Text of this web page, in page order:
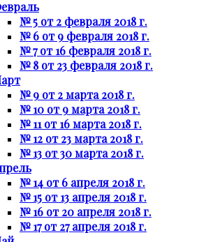
№ 5 от 2 февраля 2018 г.
№ 6 от 9 февраля 2018 г.
№ 7 от 16 февраля 2018 г.
№ 8 от 23 февраля 2018 г.
№ 9 от 2 марта 2018 г.
№ 10 от 9 марта 2018 г.
№ 11 от 16 марта 2018 г.
№ 12 от 23 марта 2018 г.
№ 13 от 30 марта 2018 г.
№ 14 от 6 апреля 2018 г.
№ 15 от 13 апреля 2018 г.
№ 16 от 20 апреля 2018 г.
№ 17 от 27 апреля 2018 г.